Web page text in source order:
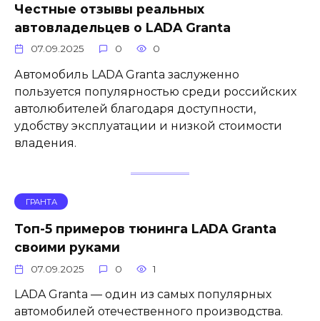
Честные отзывы реальных
автовладельцев о LADA Granta
07.09.2025 0 0
Автомобиль LADA Granta заслуженно
пользуется популярностью среди российских
автолюбителей благодаря доступности,
удобству эксплуатации и низкой стоимости
владения.
ГРАНТА
Топ-5 примеров тюнинга LADA Granta
своими руками
07.09.2025 0 1
LADA Granta — один из самых популярных
автомобилей отечественного производства.